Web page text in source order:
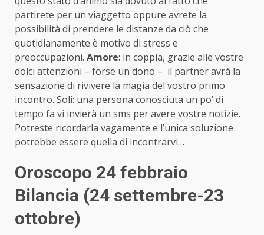
partirete per un viaggetto oppure avrete la
possibilità di prendere le distanze da ciò che
quotidianamente è motivo di stress e
preoccupazioni. Amore: in coppia, grazie alle vostre
dolci attenzioni – forse un dono – il partner avrà la
sensazione di rivivere la magia del vostro primo
incontro. Soli: una persona conosciuta un po’ di
tempo fa vi invierà un sms per avere vostre notizie.
Potreste ricordarla vagamente e l’unica soluzione
potrebbe essere quella di incontrarvi…
Oroscopo 24 febbraio
Bilancia (24 settembre-23
ottobre)